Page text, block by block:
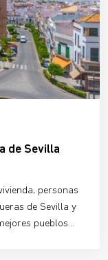
de Sevilla
personas
de Sevilla y
pueblos